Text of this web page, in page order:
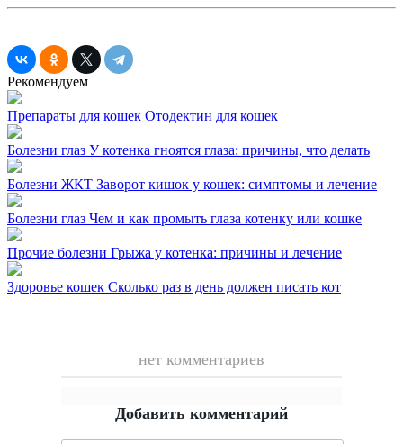
Рекомендуем
Препараты для кошек Отодектин для кошек
Болезни глаз У котенка гноятся глаза: причины, что делать
Болезни ЖКТ Заворот кишок у кошек: симптомы и лечение
Болезни глаз Чем и как промыть глаза котенку или кошке
Прочие болезни Грыжа у котенка: причины и лечение
Здоровье кошек Сколько раз в день должен писать кот
нет комментариев
Добавить комментарий